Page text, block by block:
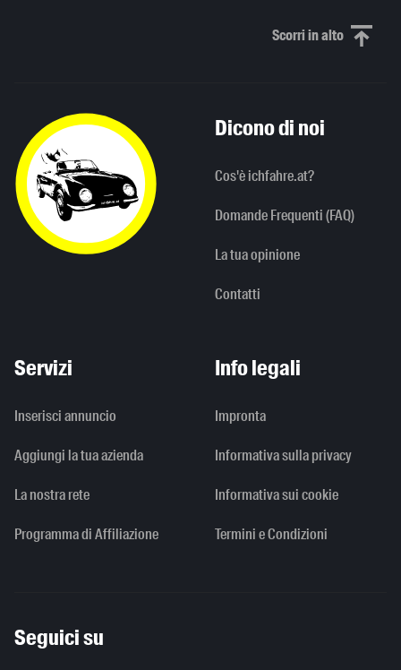
Scorri in altoScorri in alto
Dicono di noi
Cos'è ichfahre.at?
Domande Frequenti (FAQ)
La tua opinione
Contatti
Servizi
Inserisci annuncio
Aggiungi la tua azienda
La nostra rete
Programma di Affiliazione
Info legali
Impronta
Informativa sulla privacy
Informativa sui cookie
Termini e Condizioni
Seguici su